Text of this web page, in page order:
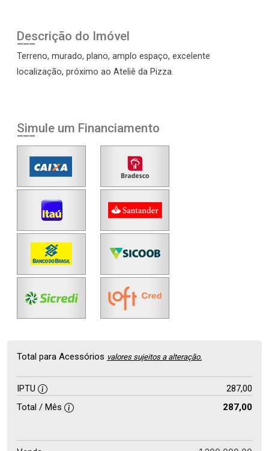
Descrição do Imóvel
Terreno, murado, plano, amplo espaço, excelente
localização, próximo ao Ateliê da Pizza.
Simule um Financiamento
Total para Acessórios valores sujeitos a alteração.
IPTU
287,00
Total / Mês
287,00